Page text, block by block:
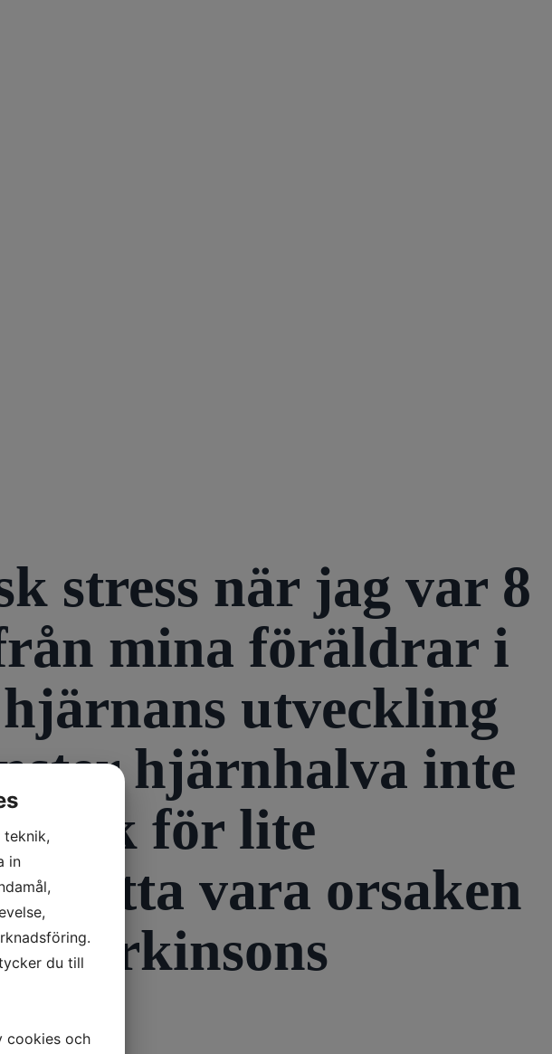
stress när jag var 8
mina föräldrar i
utveckling
hjärnhalva inte
fick för lite
detta vara orsaken
Parkinsons
teknik,
in
du till
cookies och